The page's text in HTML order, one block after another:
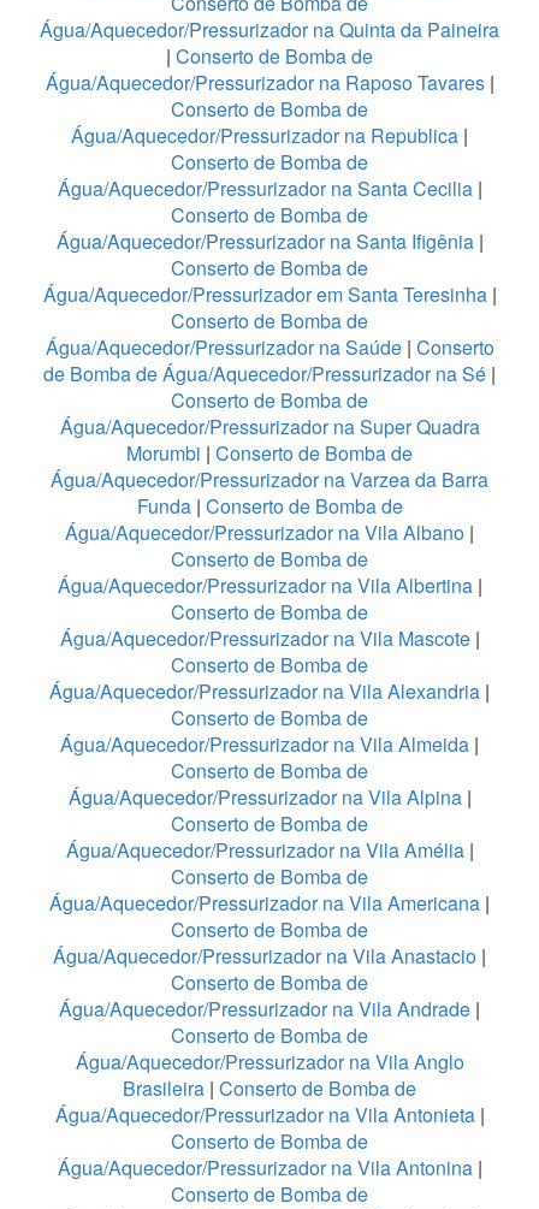
Água/Aquecedor/Pressurizador na Quinta da Paineira
| Conserto de Bomba de
Água/Aquecedor/Pressurizador na Raposo Tavares|
Conserto de Bomba de
Água/Aquecedor/Pressurizador na Republica |
Conserto de Bomba de
Água/Aquecedor/Pressurizador na Santa Cecilia|
Conserto de Bomba de
Água/Aquecedor/Pressurizador na Santa Ifigênia |
Conserto de Bomba de
Água/Aquecedor/Pressurizador em Santa Teresinha|
Conserto de Bomba de
Água/Aquecedor/Pressurizador na Saúde| Conserto
de Bomba de Água/Aquecedor/Pressurizador na Sé |
Conserto de Bomba de
Água/Aquecedor/Pressurizador na Super Quadra
Morumbi | Conserto de Bomba de
Água/Aquecedor/Pressurizador na Varzea da Barra
Funda| Conserto de Bomba de
Água/Aquecedor/Pressurizador na Vila Albano |
Conserto de Bomba de
Água/Aquecedor/Pressurizador na Vila Albertina|
Conserto de Bomba de
Água/Aquecedor/Pressurizador na Vila Mascote|
Conserto de Bomba de
Água/Aquecedor/Pressurizador na Vila Alexandria |
Conserto de Bomba de
Água/Aquecedor/Pressurizador na Vila Almeida |
Conserto de Bomba de
Água/Aquecedor/Pressurizador na Vila Alpina |
Conserto de Bomba de
Água/Aquecedor/Pressurizador na Vila Amélia |
Conserto de Bomba de
Água/Aquecedor/Pressurizador na Vila Americana |
Conserto de Bomba de
Água/Aquecedor/Pressurizador na Vila Anastacio |
Conserto de Bomba de
Água/Aquecedor/Pressurizador na Vila Andrade |
Conserto de Bomba de
Água/Aquecedor/Pressurizador na Vila Anglo
Brasileira | Conserto de Bomba de
Água/Aquecedor/Pressurizador na Vila Antonieta|
Conserto de Bomba de
Água/Aquecedor/Pressurizador na Vila Antonina|
Conserto de Bomba de